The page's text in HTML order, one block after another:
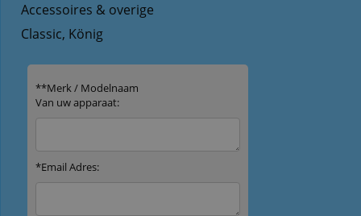
Accessoires & overige
Classic, König